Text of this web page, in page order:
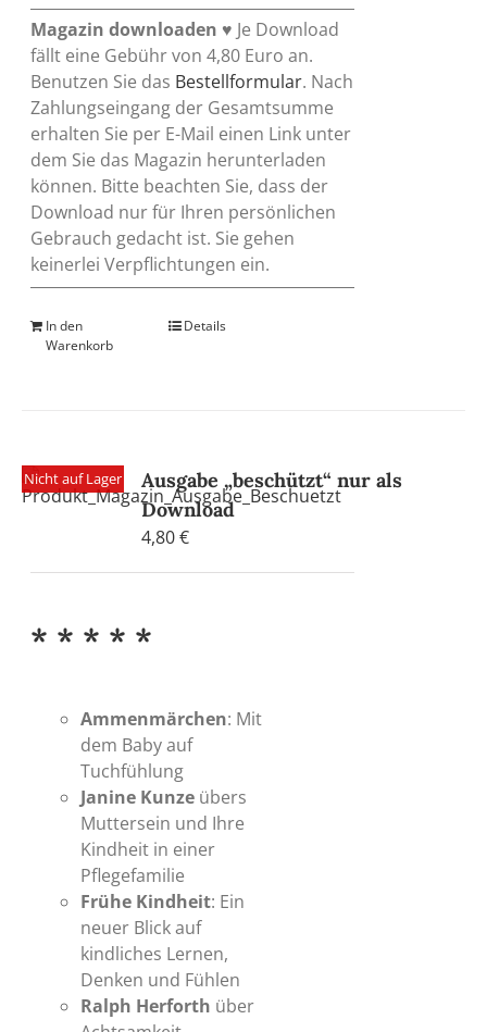
Magazin downloaden ♥ Je Download
fällt eine Gebühr von 4,80 Euro an.
Benutzen Sie das Bestellformular. Nach
Zahlungseingang der Gesamtsumme
erhalten Sie per E-Mail einen Link unter
dem Sie das Magazin herunterladen
können. Bitte beachten Sie, dass der
Download nur für Ihren persönlichen
Gebrauch gedacht ist. Sie gehen
keinerlei Verpflichtungen ein.
In den
Warenkorb
Details
Nicht auf Lager
Ausgabe „beschützt“ nur als
Download
4,80€
* * * * *
Ammenmärchen: Mit
dem Baby auf
Tuchfühlung
Janine Kunze übers
Muttersein und Ihre
Kindheit in einer
Pflegefamilie
Frühe Kindheit: Ein
neuer Blick auf
kindliches Lernen,
Denken und Fühlen
Ralph Herforth über